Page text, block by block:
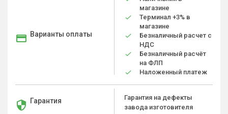
Варианты оплаты
магазине
Терминал +3% в
магазине
Безналичный расчет с
НДС
Безналичный расчёт
на ФЛП
Наложенный платеж
Гарантия
Гарантия на дефекты
завода изготовителя